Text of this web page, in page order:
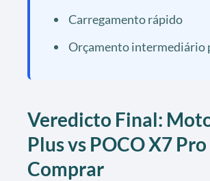
Carregamento rápido
Orçamento intermediário
Veredicto Final:
Plus vs POCO X7
Comprar